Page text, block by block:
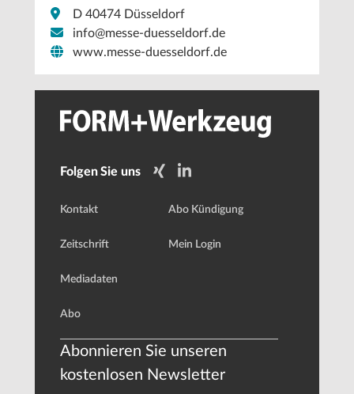
D 40474 Düsseldorf
info@messe-duesseldorf.de
www.messe-duesseldorf.de
Folgen Sie uns
Kontakt
Zeitschrift
Mediadaten
Abo
Abo Kündigung
Mein Login
Abonnieren Sie unseren
kostenlosen Newsletter